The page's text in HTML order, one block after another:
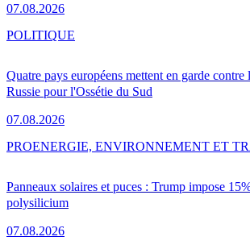
07.08.2026
Quatre pays européens mettent en garde contre
Russie pour l'Ossétie du Sud
07.08.2026
POLITIQUE
Panneaux solaires et puces : Trump impose
polysilicium
07.08.2026
PROENERGIE, ENVIRONNEMENT ET